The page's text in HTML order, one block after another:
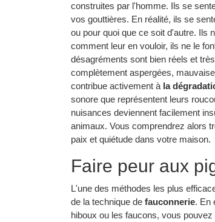
construites par l'homme. Ils se
vos gouttières. En réalité, ils se
ou pour quoi que ce soit d'autre. Ils
comment leur en vouloir, ils ne le
désagréments sont bien réels et
complètement aspergées,
contribue activement à la
sonore que représentent leurs
nuisances deviennent facilement
animaux. Vous comprendrez alors
paix et quiétude dans votre maison.
Faire peur aux
L'une des méthodes les plus
de la technique de fauconnerie. En
hiboux ou les faucons, vous